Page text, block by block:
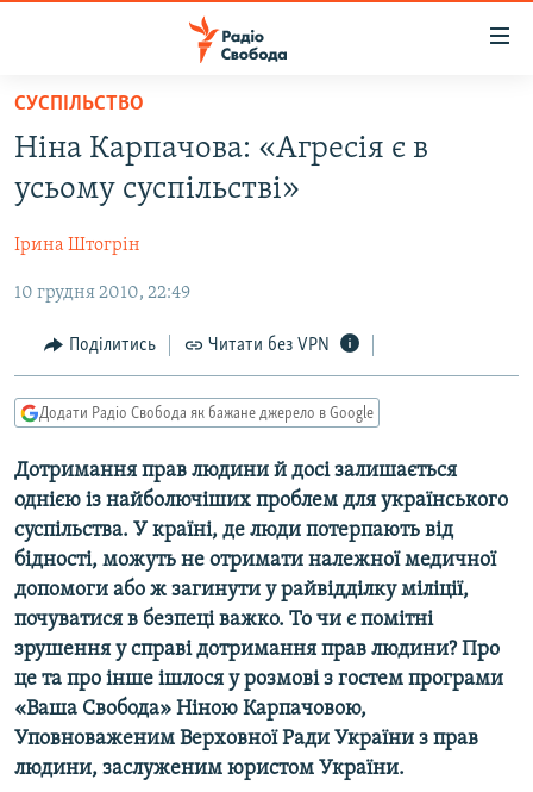
Перейти
основного
матеріалу
Перейти
до
навігації
Перейти
пошуку
ВСЕ ЗА ДОБУ
ПОЛІТИКА
ЕКОНОМІКА
СУСПІЛЬСТВО
СПОРТ
УКРАЇНА
ВІЙНА
РОСІЙСЬКА «ФІЛЬТРАЦІЯ»
ДОНБАС.РЕАЛІЇ
КРИМ.РЕАЛІЇ
ТИ ЯК?
СХЕМИ
КИТАЙ.ВИКЛИКИ
МУЛЬТИМЕДІА
ФОТО
СПЕЦПРОЄКТИ
ПОДКАСТИ
КРИМ РЕАЛІЇ
РУС
СУСПІЛЬСТВО
Ніна Карпачова: «Агресія є в
усьому суспільстві»
Ірина Штогрін
10 грудня 2010, 22:49
Поділитись Читати без VPN
Додати Радіо Свобода як бажане джерело в Google
Дотримання прав людини й досі залишається
однією із найболючіших проблем для українського
суспільства. У країні, де люди потерпають від
бідності, можуть не отримати належної медичної
допомоги або ж загинути у райвідділку міліції,
почуватися в безпеці важко. То чи є помітні
зрушення у справі дотримання прав людини? Про
це та про інше ішлося у розмові з гостем програми
«Ваша Свобода» Ніною Карпачовою,
Уповноваженим Верховної Ради України з прав
людини, заслуженим юристом України.